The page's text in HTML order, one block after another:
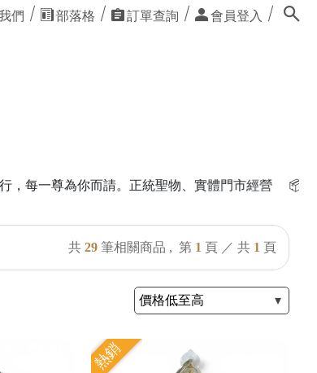
們 部落格 訂單查詢 會員登入
。正統聖物、實體門市經營 📦全館佛具用品滿額
共 29 筆相關商品 , 第 1 頁 ／ 共 1 頁
熱銷